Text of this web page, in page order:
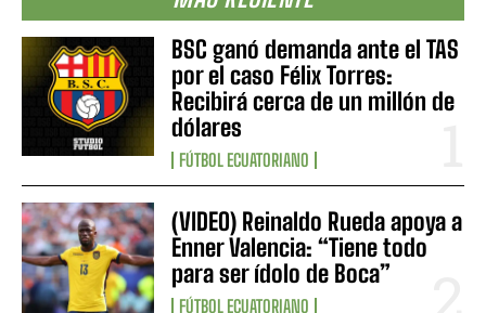
BSC ganó demanda ante el TAS
por el caso Félix Torres:
Recibirá cerca de un millón de
dólares
FÚTBOL ECUATORIANO
(VIDEO) Reinaldo Rueda apoya a
Enner Valencia: “Tiene todo
para ser ídolo de Boca”
FÚTBOL ECUATORIANO